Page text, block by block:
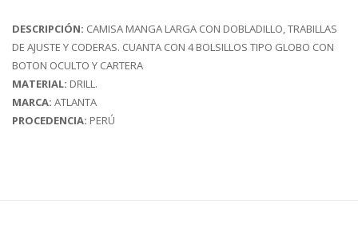
DESCRIPCIÓN: CAMISA MANGA LARGA CON DOBLADILLO, TRABILLAS
DE AJUSTE Y CODERAS. CUANTA CON 4 BOLSILLOS TIPO GLOBO CON
BOTON OCULTO Y CARTERA
MATERIAL: DRILL.
MARCA: ATLANTA
PROCEDENCIA: PERÚ